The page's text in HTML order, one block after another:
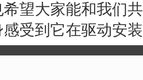
望大家能和我们
受到它在驱动安